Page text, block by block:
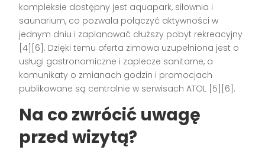
kompleksie dostępny jest aquapark, siłownia i
saunarium, co pozwala połączyć aktywności w
jednym dniu i zaplanować dłuższy pobyt rekreacyjny
[4][6]. Dzięki temu oferta zimowa uzupełniona jest o
usługi gastronomiczne i zaplecze sanitarne, a
komunikaty o zmianach godzin i promocjach
publikowane są centralnie w serwisach ATOL [5][6].
Na co zwrócić uwagę
przed wizytą?